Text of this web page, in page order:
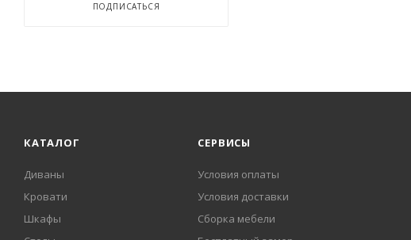
ПОДПИСАТЬСЯ
КАТАЛОГ
Диваны
Кровати
Шкафы
СЕРВИСЫ
Условия оплаты
Условия доставки
Сборка мебели